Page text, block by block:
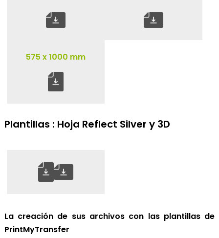
575 x 1000 mm
Plantillas : Hoja Reflect Silver y 3D
La creación de sus archivos con las plantillas de
PrintMyTransfer